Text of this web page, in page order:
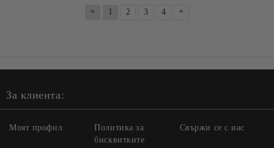
«
1 2 3 4 »
За клиента:
Моят профил
Политика за
бисквитките
Свържи се с нас